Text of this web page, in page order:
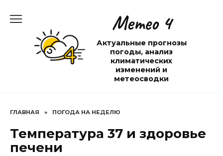
содержанию
Метео 4
Актуальные прогнозы
погоды, анализ
климатических
изменений и
метеосводки
ГЛАВНАЯ » ПОГОДА НА НЕДЕЛЮ
Температура 37 и здоровье
печени